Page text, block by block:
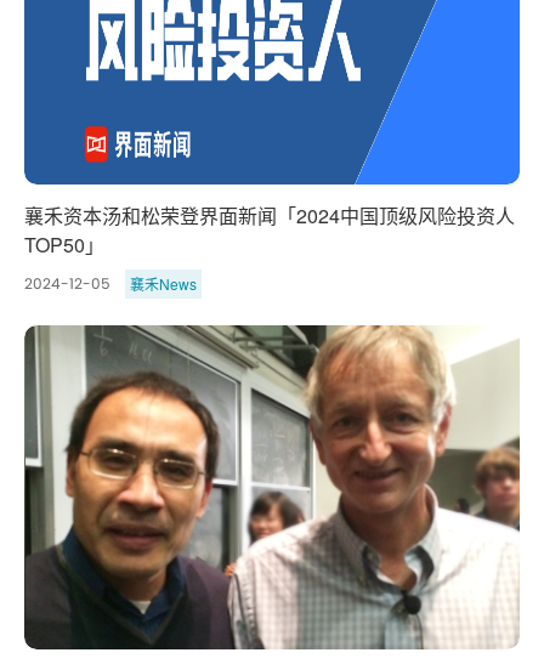
襄禾资本汤和松荣登界面新闻「2024中国顶级风险投资人
TOP50」
2024-12-05 襄禾News